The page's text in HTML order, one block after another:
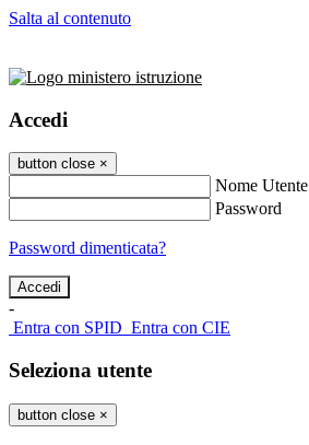
Salta al contenuto
Accedi
button close ×
Nome Utente
Password
Password dimenticata?
-
Entra con SPID Entra con CIE
Seleziona utente
button close ×